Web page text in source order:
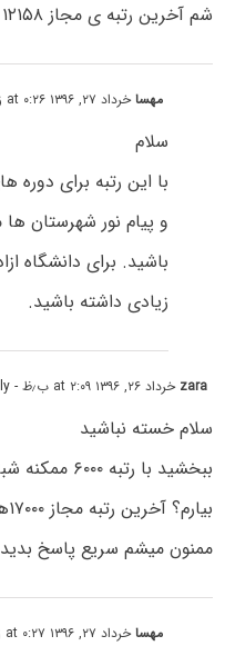
شم آخرین رتبه ی مجاز ۱۲۱۵۸ هست ممنون میشم جوابمو بدید.
مهساخرداد ۲۷, ۱۳۹۶ at ۰:۲۶ ق٫ظ
سلام
با این رتبه برای دوره
و پیام نور شهرستان
باشید. برای دانشگاه
زیادی داشته باشید.
zara خرداد ۲۶, ۱۳۹۶ at ۲:۰۹ ب٫ظ - Reply
سلام خسته نباشید
ببخشید با
بیارم؟ آخرین رتبه مجاز ۱۷۰۰۰هست
ممنون میشم سریع پاسخ بدید
مهساخرداد ۲۷, ۱۳۹۶ at ۰:۲۷ ق٫ظ